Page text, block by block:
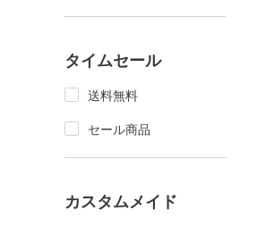
タイムセール
送料無料
セール商品
カスタムメイド